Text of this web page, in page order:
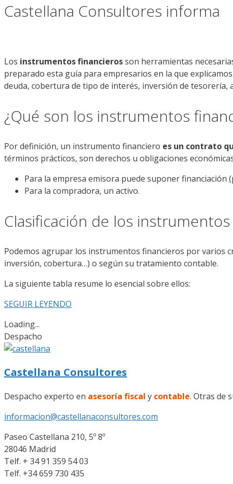
Castellana Consultores informa
Los instrumentos financierosson herramientas
preparado esta guía para empresarios en la que explicamos
deuda, cobertura de tipo de interés, inversión de tesorería,
¿Qué son los instrumentos
Por definición, un instrumento financiero es un contrato
términos prácticos, son derechos u obligaciones
Para la empresa emisora puede suponer financiación
Para la compradora, un activo.
Clasificación de los
Podemos agrupar los instrumentos financieros por varios
inversión, cobertura…) o según su tratamiento contable.
La siguiente tabla resume lo esencial sobre ellos:
SEGUIR LEYENDO
Loading...
Despacho
Castellana Consultores
Despacho experto en asesoría fiscal y contable. Otras de
informacion@castellanaconsultores.com
Paseo Castellana 210, 5º 8º
28046 Madrid
Telf. + 34 91 359 54 03
Telf. +34 659 730 435